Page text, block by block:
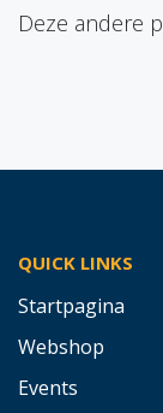
Deze andere
QUICK LINKS
Startpagina
Webshop
Events